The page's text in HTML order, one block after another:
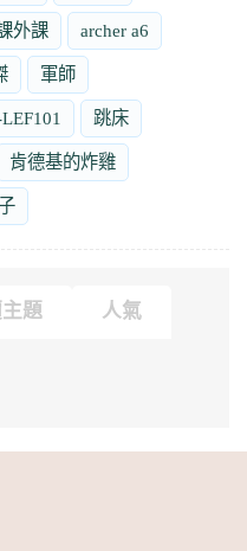
外課 archer a6
軍師
跳床
肯德基的炸雞
題 人氣